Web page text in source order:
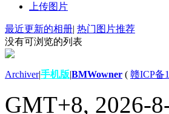
上传图片
最近更新的相册| 热门图片推荐
没有可浏览的列表
Archiver|手机版|BMWowner ( 赣ICP备
GMT+8, 2026-